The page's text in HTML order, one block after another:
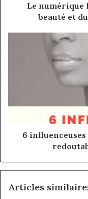
Le numérique
beauté et
camerounaises
6 influenceuses
Articles